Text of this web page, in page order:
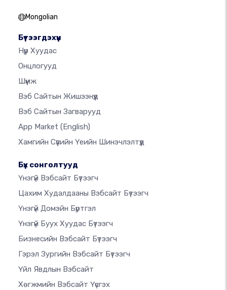
Mongolian
Бүтээгдэхүүн
Нүүр Хуудас
Онцлогууд
Шүүмж
Вэб Сайтын Жишээнүүд
Вэб Сайтын Загварууд
App Market (English)
Хамгийн Сүүлийн Үеийн Шинэчлэлтүүд
Бүх сонголтууд
Үнэгүй Вэбсайт Бүтээгч
Цахим Худалдааны Вэбсайт Бүтээгч
Үнэгүй Домэйн Бүртгэл
Үнэгүй Буух Хуудас Бүтээгч
Бизнесийн Вэбсайт Бүтээгч
Гэрэл Зургийн Вэбсайт Бүтээгч
Үйл Явдлын Вэбсайт
Хөгжмийн Вэбсайт Үүсгэх